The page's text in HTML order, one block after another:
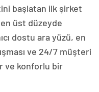
başlatan ilk şirket
üst düzeyde
dostu ara yüzü, en
ve 24/7 müşteri
ve konforlu bir